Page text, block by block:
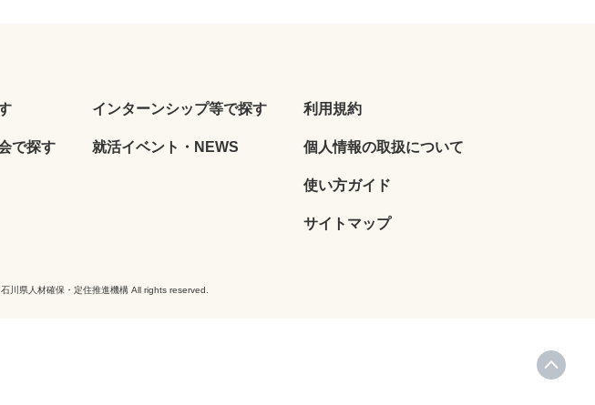
で探す
インターンシップ等で探す
就活イベント・NEWS
利用規約
個人情報の取扱について
使い方ガイド
サイトマップ
川県人材確保・定住推進機構 All rights reserved.